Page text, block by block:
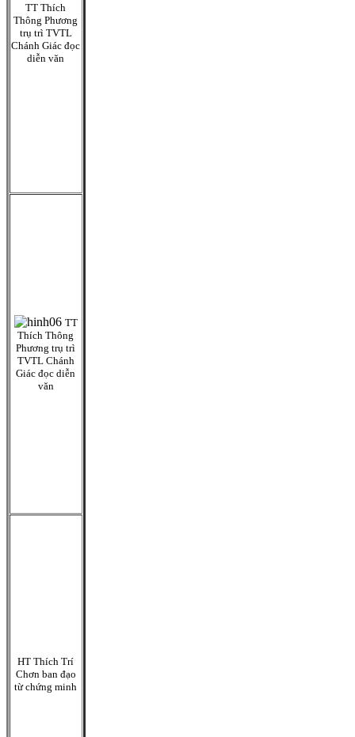
TT Thích
Thông Phương
trụ trì TVTL
Chánh Giác đọc
diễn văn
TT
Thích Thông
Phương trụ trì
TVTL Chánh
Giác đọc diễn
văn
HT Thích Trí
Chơn ban đạo
từ chứng minh